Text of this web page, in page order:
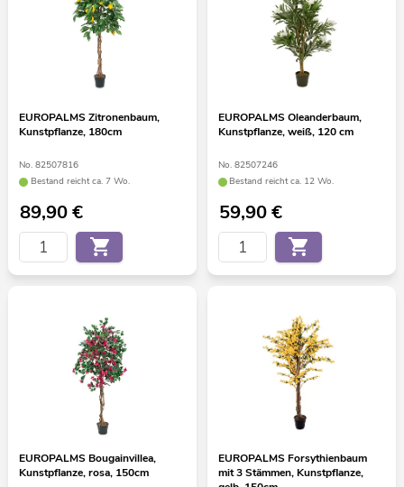
EUROPALMS Zitronenbaum,
Kunstpflanze, 180cm
No. 82507816
Bestand reicht ca. 7 Wo.
89,90€
EUROPALMS Oleanderbaum,
Kunstpflanze, weiß, 120 cm
No. 82507246
Bestand reicht ca. 12 Wo.
59,90€
EUROPALMS Bougainvillea,
Kunstpflanze, rosa, 150cm
EUROPALMS Forsythienbaum
mit 3 Stämmen, Kunstpflanze,